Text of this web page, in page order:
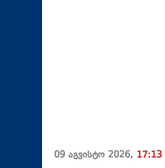
09 აგვისტო 2026, 17:13